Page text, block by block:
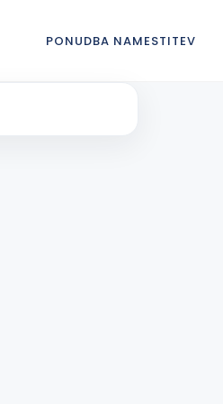
PONUDBA NAMESTITEV